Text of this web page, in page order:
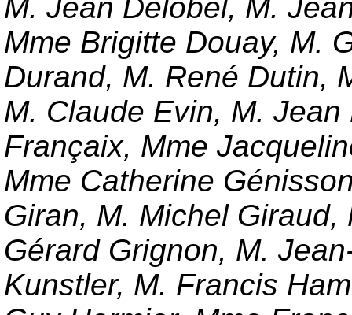
M. Jean Delobel, M.
Mme Brigitte Douay, M.
Durand, M. René Dutin,
M. Claude Evin, M.
Françaix, Mme
Mme Catherine
Giran, M. Michel
Gérard Grignon, M.
Kunstler, M. Francis